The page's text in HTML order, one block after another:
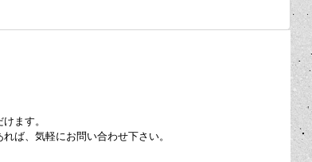
ます。
ば、気軽にお問い合わせ下さい。